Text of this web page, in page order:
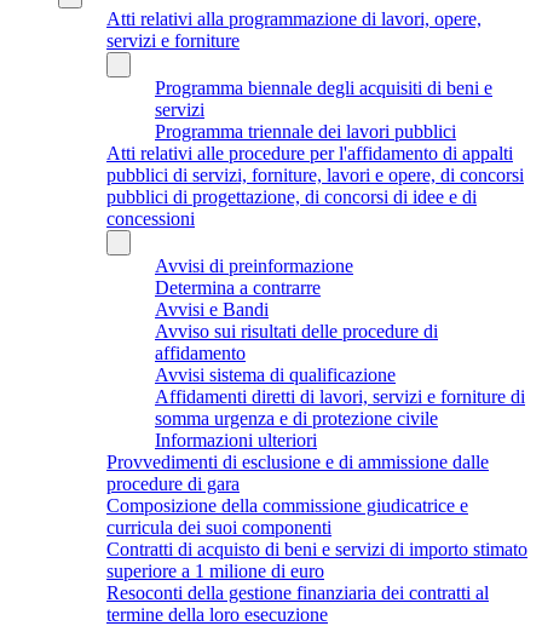
Atti relativi alla programmazione di lavori, opere,
servizi e forniture
Programma biennale degli acquisiti di beni e
servizi
Programma triennale dei lavori pubblici
Atti relativi alle procedure per l'affidamento di appalti
pubblici di servizi, forniture, lavori e opere, di concorsi
pubblici di progettazione, di concorsi di idee e di
concessioni
Avvisi di preinformazione
Determina a contrarre
Avvisi e Bandi
Avviso sui risultati delle procedure di
affidamento
Avvisi sistema di qualificazione
Affidamenti diretti di lavori, servizi e forniture di
somma urgenza e di protezione civile
Informazioni ulteriori
Provvedimenti di esclusione e di ammissione dalle
procedure di gara
Composizione della commissione giudicatrice e
curricula dei suoi componenti
Contratti di acquisto di beni e servizi di importo stimato
superiore a 1 milione di euro
Resoconti della gestione finanziaria dei contratti al
termine della loro esecuzione